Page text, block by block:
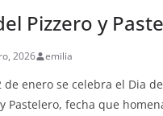
Pizzero y
2026 emilia
de enero se celebra el Dia
Pastelero, fecha que